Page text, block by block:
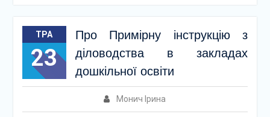
ТРА
23
Про Примірну інструкцію з
діловодства в закладах
дошкільної освіти
Монич Ірина